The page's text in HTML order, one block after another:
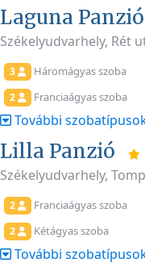
Laguna Panzió
Székelyudvarhely, Rét
3 Háromágyas szoba
2 Franciaágyas szoba
További
Lilla Panzió
Székelyudvarhely,
2 Franciaágyas szoba
2 Kétágyas szoba
További